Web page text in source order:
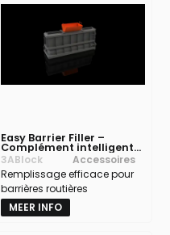
Easy Barrier Filler –
Complément intelligent
pour moules barrières
routières
3ABlock
Accessoires
Remplissage efficace pour
barrières routières
MEER INFO